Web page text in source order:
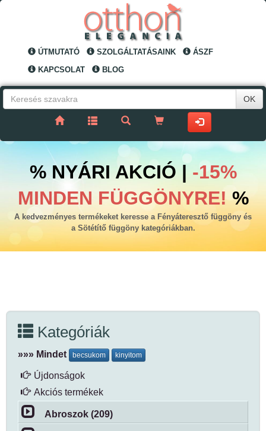
ÚTMUTATÓ SZOLGÁLTATÁSAINK
ÁSZF
KAPCSOLAT
BLOG
OK
% NYÁRI AKCIÓ | -15%
MINDEN FÜGGÖNYRE!%
A kedvezményes termékeket keresse a Fényáteresztő függöny és
a Sötétítő függöny kategóriákban.
Kategóriák
»»» Mindet becsukom kinyitom
Újdonságok
Akciós termékek
Abroszok (209)